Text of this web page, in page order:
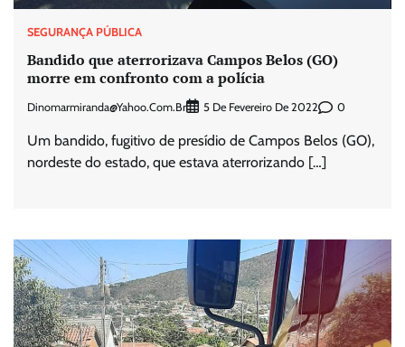
SEGURANÇA PÚBLICA
Bandido que aterrorizava Campos Belos (GO)
morre em confronto com a polícia
Dinomarmiranda@yahoo.com.br 5 De Fevereiro De 2022 0
Um bandido, fugitivo de presídio de Campos Belos (GO),
nordeste do estado, que estava aterrorizando […]